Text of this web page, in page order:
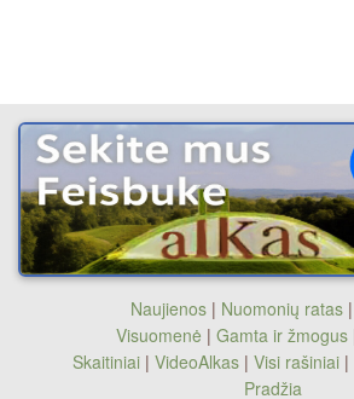
Naujienos| Nuomonių ratas|
Visuomenė | Gamta ir žmogus
Skaitiniai | VideoAlkas | Visi rašiniai |
Pradžia